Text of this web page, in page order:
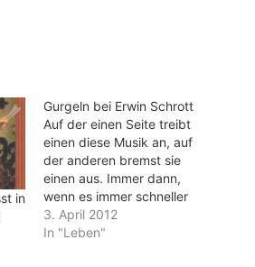
in
Gurgeln bei Erwin Schrott
Auf der einen Seite treibt
einen diese Musik an, auf
der anderen bremst sie
einen aus. Immer dann,
wenn es immer schneller
vorwärts geht, krätscht
eine einsame Violine mit
3. April 2012
In "Leben"